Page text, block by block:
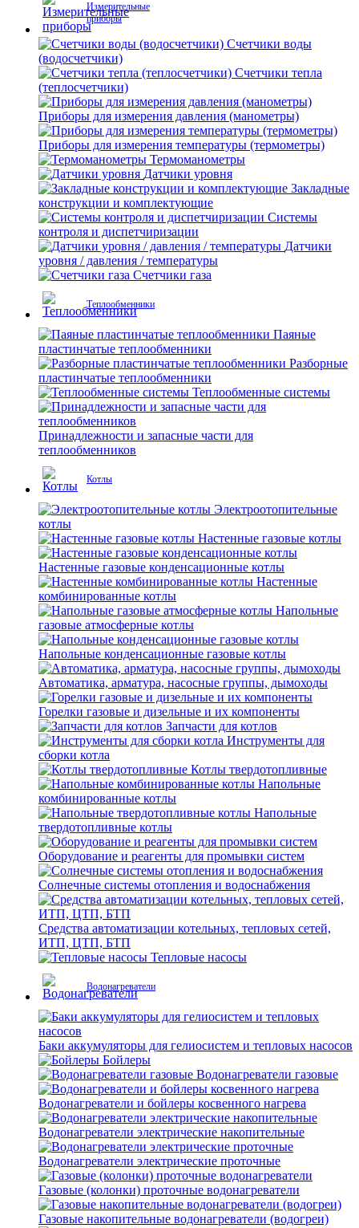
Измерительные
приборы
Счетчики воды
(водосчетчики)
Счетчики тепла
(теплосчетчики)
Приборы для измерения давления (манометры)
Приборы для измерения температуры (термометры)
Термоманометры
Датчики уровня
Закладные
конструкции и комплектующие
Системы
контроля и диспетчиризации
Датчики
уровня / давления / температуры
Счетчики газа
Теплообменники
Паяные
пластинчатые теплообменники
Разборные
пластинчатые теплообменники
Теплообменные системы
Принадлежности и запасные части для
теплообменников
Котлы
Электроотопительные
котлы
Настенные газовые котлы
Настенные газовые конденсационные котлы
Настенные
комбинированные котлы
Напольные
газовые атмосферные котлы
Напольные конденсационные газовые котлы
Автоматика, арматура, насосные группы, дымоходы
Горелки газовые и дизельные и их компоненты
Запчасти для котлов
Инструменты для
сборки котла
Котлы твердотопливные
Напольные
комбинированные котлы
Напольные
твердотопливные котлы
Оборудование и реагенты для промывки систем
Солнечные системы отопления и водоснабжения
Средства автоматизации котельных, тепловых сетей,
ИТП, ЦТП, БТП
Тепловые насосы
Водонагреватели
Баки аккумуляторы для гелиосистем и тепловых насосов
Бойлеры
Водонагреватели газовые
Водонагреватели и бойлеры косвенного нагрева
Водонагреватели электрические накопительные
Водонагреватели электрические проточные
Газовые (колонки) проточные водонагреватели
Газовые накопительные водонагреватели (водогреи)